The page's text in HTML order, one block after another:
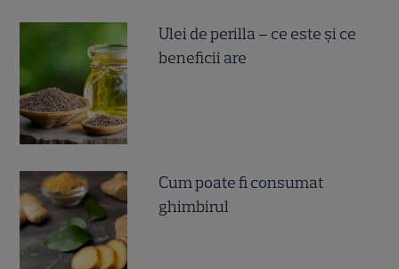
Ulei de perilla – ce este și ce
beneficii are
Cum poate fi consumat
ghimbirul